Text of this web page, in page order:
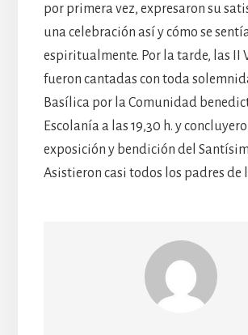
por primera vez, expresaron su
una celebración así y cómo se
espiritualmente. Por la tarde, las II
fueron cantadas con toda
Basílica por la Comunidad
Escolanía a las 19,30 h. y
exposición y bendición del
Asistieron casi todos los padres de